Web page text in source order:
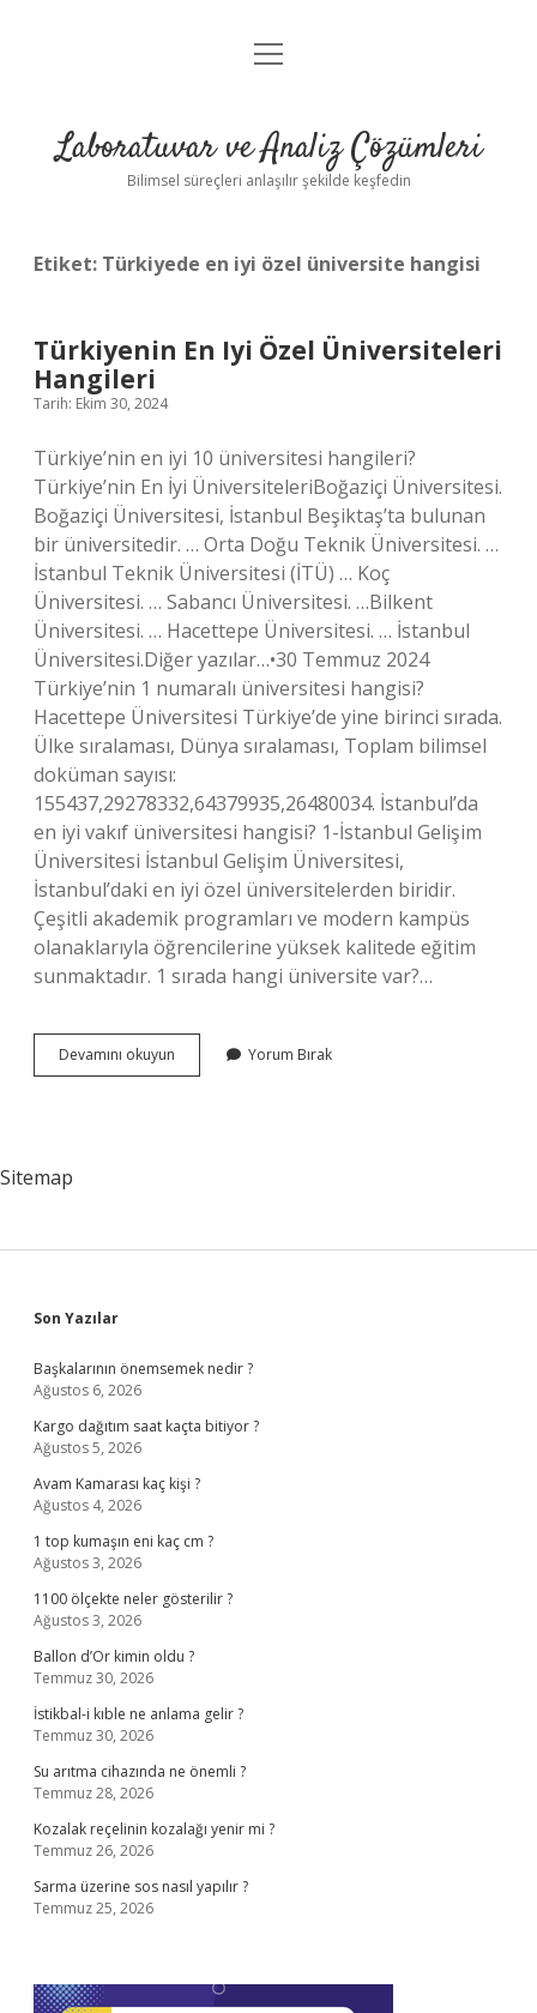
Anasayfa
Yasal Uyarı
menüyü
Laboratuvar ve Analiz Çözümleri
Bilimsel süreçleri anlaşılır şekilde keşfedin
Etiket: Türkiyede en iyi özel üniversite hangisi
Türkiyenin En Iyi Özel Üniversiteleri
Hangileri
Tarih: Ekim 30, 2024
Türkiye’nin en iyi 10 üniversitesi hangileri?
Türkiye’nin En İyi ÜniversiteleriBoğaziçi Üniversitesi.
Boğaziçi Üniversitesi, İstanbul Beşiktaş’ta bulunan
bir üniversitedir. … Orta Doğu Teknik Üniversitesi. …
İstanbul Teknik Üniversitesi (İTÜ) … Koç
Üniversitesi. … Sabancı Üniversitesi. …Bilkent
Üniversitesi. … Hacettepe Üniversitesi. … İstanbul
Üniversitesi.Diğer yazılar…•30 Temmuz 2024
Türkiye’nin 1 numaralı üniversitesi hangisi?
Hacettepe Üniversitesi Türkiye’de yine birinci sırada.
Ülke sıralaması, Dünya sıralaması, Toplam bilimsel
doküman sayısı:
155437,29278332,64379935,26480034. İstanbul’da
en iyi vakıf üniversitesi hangisi? 1-İstanbul Gelişim
Üniversitesi İstanbul Gelişim Üniversitesi,
İstanbul’daki en iyi özel üniversitelerden biridir.
Çeşitli akademik programları ve modern kampüs
olanaklarıyla öğrencilerine yüksek kalitede eğitim
sunmaktadır. 1 sırada hangi üniversite var?…
Devamını okuyun Türkiyenin
En
Yorum Bırak
Sitemap
Sidebar
Son Yazılar
Başkalarının önemsemek nedir ?
Ağustos 6, 2026
Kargo dağıtım saat kaçta bitiyor ?
Ağustos 5, 2026
Avam Kamarası kaç kişi ?
Ağustos 4, 2026
1 top kumaşın eni kaç cm ?
Ağustos 3, 2026
1100 ölçekte neler gösterilir ?
Ağustos 3, 2026
Ballon d’Or kimin oldu ?
Temmuz 30, 2026
İstikbal-i kıble ne anlama gelir ?
Temmuz 30, 2026
Su arıtma cihazında ne önemli ?
Temmuz 28, 2026
Kozalak reçelinin kozalağı yenir mi ?
Temmuz 26, 2026
Sarma üzerine sos nasıl yapılır ?
Temmuz 25, 2026